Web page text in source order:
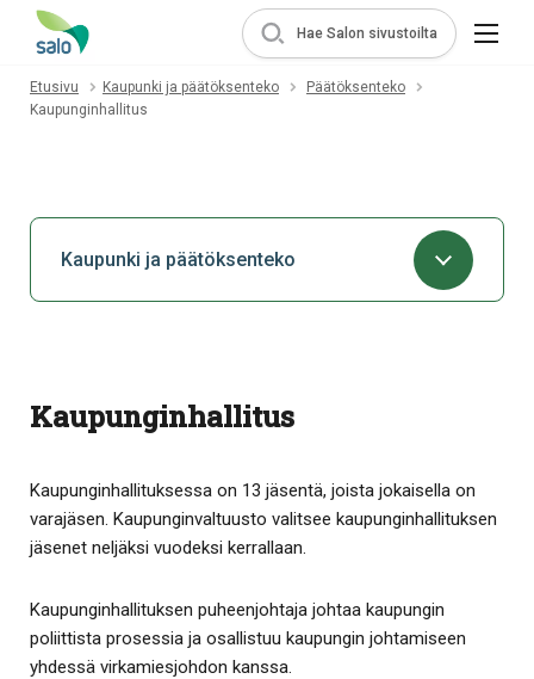
Hae Salon sivustoilta
Etusivu Kaupunki ja päätöksenteko
Päätöksenteko
Kaupunginhallitus
Kaupunki ja päätöksenteko
Kaupunginhallitus
Kaupunginhallituksessa on 13 jäsentä, joista jokaisella on
varajäsen. Kaupunginvaltuusto valitsee kaupunginhallituksen
jäsenet neljäksi vuodeksi kerrallaan.
Kaupunginhallituksen puheenjohtaja johtaa kaupungin
poliittista prosessia ja osallistuu kaupungin johtamiseen
yhdessä virkamiesjohdon kanssa.